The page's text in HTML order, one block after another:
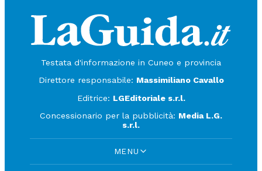
Testata d'informazione in Cuneo e provincia
Direttore responsabile: Massimiliano Cavallo
Editrice: LGEditoriale s.r.l.
Concessionario per la pubblicità: Media L.G.
s.r.l.
MENU